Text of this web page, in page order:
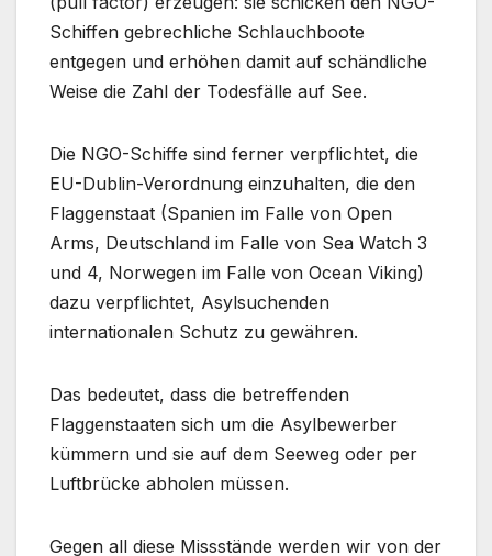
Schiffen gebrechliche Schlauchboote
entgegen und erhöhen damit auf schändliche
Weise die Zahl der Todesfälle auf See.
Die NGO-Schiffe sind ferner verpflichtet, die
EU-Dublin-Verordnung einzuhalten, die den
Flaggenstaat (Spanien im Falle von Open
Arms, Deutschland im Falle von Sea Watch 3
und 4, Norwegen im Falle von Ocean Viking)
dazu verpflichtet, Asylsuchenden
internationalen Schutz zu gewähren.
Das bedeutet, dass die betreffenden
Flaggenstaaten sich um die Asylbewerber
kümmern und sie auf dem Seeweg oder per
Luftbrücke abholen müssen.
Gegen all diese Missstände werden wir von der